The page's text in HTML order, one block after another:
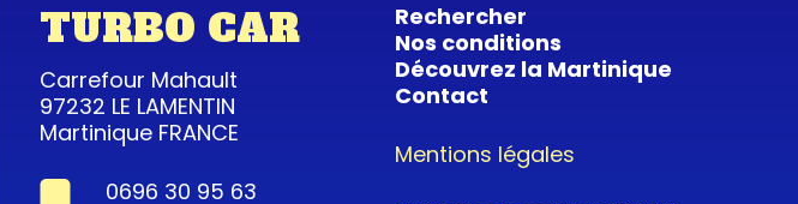
TURBO CAR
Carrefour Mahault
97232 LE LAMENTIN
Martinique FRANCE
0696 30 95 63
Rechercher
Nos conditions
Découvrez la Martinique
Contact
Mentions légales